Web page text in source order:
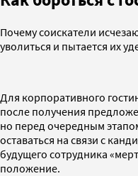
Почему соискатели
уволиться и пытается их
Для корпоративного
после получения
но перед очередным
оставаться на связи с
будущего сотрудника
положение.